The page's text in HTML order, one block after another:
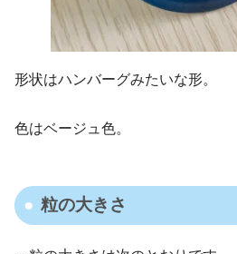
形状はハンバーグみたいな形。
色はベージュ色。
粒の大きさ